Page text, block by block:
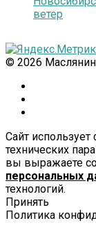
ветер
© 2026
Сайт
технических
вы выражаете
персональных
технологий.
Принять
Политика